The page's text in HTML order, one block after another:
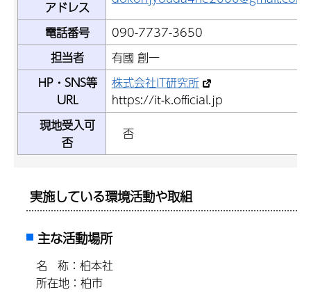
アドレス
電話番号
090-7737-3650
担当者
有國 創一
HP・SNS等
URL
株式会社IT研究所
https://it-k.official.jp
現地受入可
否
否
実施している環境活動や取組
主な活動場所
名 称：柏本社
所在地：柏市